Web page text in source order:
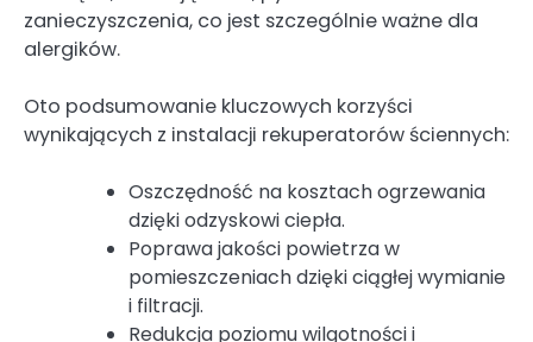
zanieczyszczenia, co jest szczególnie ważne dla
alergików.
Oto podsumowanie kluczowych korzyści
wynikających z instalacji rekuperatorów ściennych:
Oszczędność na kosztach ogrzewania
dzięki odzyskowi ciepła.
Poprawa jakości powietrza w
pomieszczeniach dzięki ciągłej wymianie
i filtracji.
Redukcja poziomu wilgotności i